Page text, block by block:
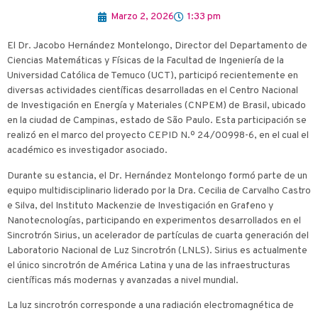
Marzo 2, 2026 1:33 pm
El Dr. Jacobo Hernández Montelongo, Director del Departamento de
Ciencias Matemáticas y Físicas de la Facultad de Ingeniería de la
Universidad Católica de Temuco (UCT), participó recientemente en
diversas actividades científicas desarrolladas en el Centro Nacional
de Investigación en Energía y Materiales (CNPEM) de Brasil, ubicado
en la ciudad de Campinas, estado de São Paulo. Esta participación se
realizó en el marco del proyecto CEPID N.º 24/00998-6, en el cual el
académico es investigador asociado.
Durante su estancia, el Dr. Hernández Montelongo formó parte de un
equipo multidisciplinario liderado por la Dra. Cecilia de Carvalho Castro
e Silva, del Instituto Mackenzie de Investigación en Grafeno y
Nanotecnologías, participando en experimentos desarrollados en el
Sincrotrón Sirius, un acelerador de partículas de cuarta generación del
Laboratorio Nacional de Luz Sincrotrón (LNLS). Sirius es actualmente
el único sincrotrón de América Latina y una de las infraestructuras
científicas más modernas y avanzadas a nivel mundial.
La luz sincrotrón corresponde a una radiación electromagnética de